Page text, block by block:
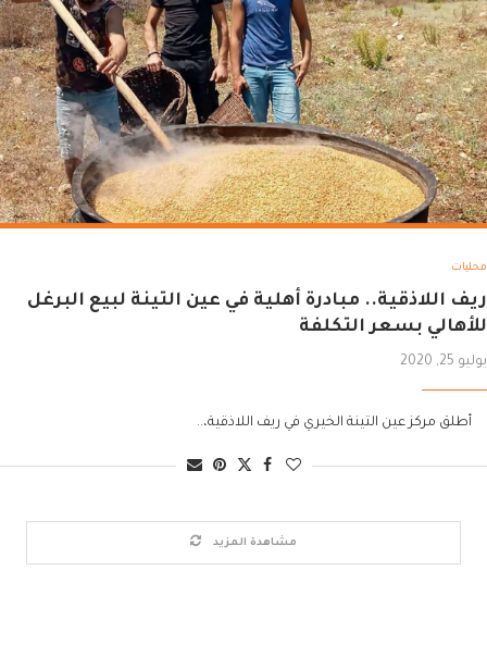
محليات
ريف اللاذقية.. مبادرة أهلية في عين التينة لبيع البرغل
للأهالي بسعر التكلفة
يوليو 25, 2020
أطلق مركز عين التينة الخيري في ريف اللاذقية،..
مشاهدة المزيد